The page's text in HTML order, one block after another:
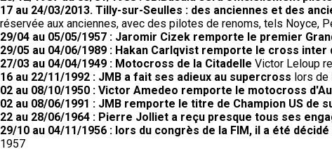
17 au 24/03/2013. Tilly-sur-Seulles : des anciennes et des
réservée aux anciennes, avec des pilotes de renoms, tels Noyce,
29/04 au 05/05/1957 : Jaromir Cizek remporte le premier
29/05 au 04/06/1989 : Hakan Carlqvist remporte le cross inter
27/03 au 04/04/1949 : Motocross de la Citadelle Victor Leloup
16 au 22/11/1992 : JMB a fait ses adieux au supercross lors de
02 au 08/10/1950 : Victor Amedeo remporte le motocross
02 au 08/06/1991 : JMB remporte le titre de Champion US de
22 au 28/06/1964 : Pierre Jolliet a reçu presque tous ses
29/10 au 04/11/1956 : lors du congrès de la FIM, il a été
1957